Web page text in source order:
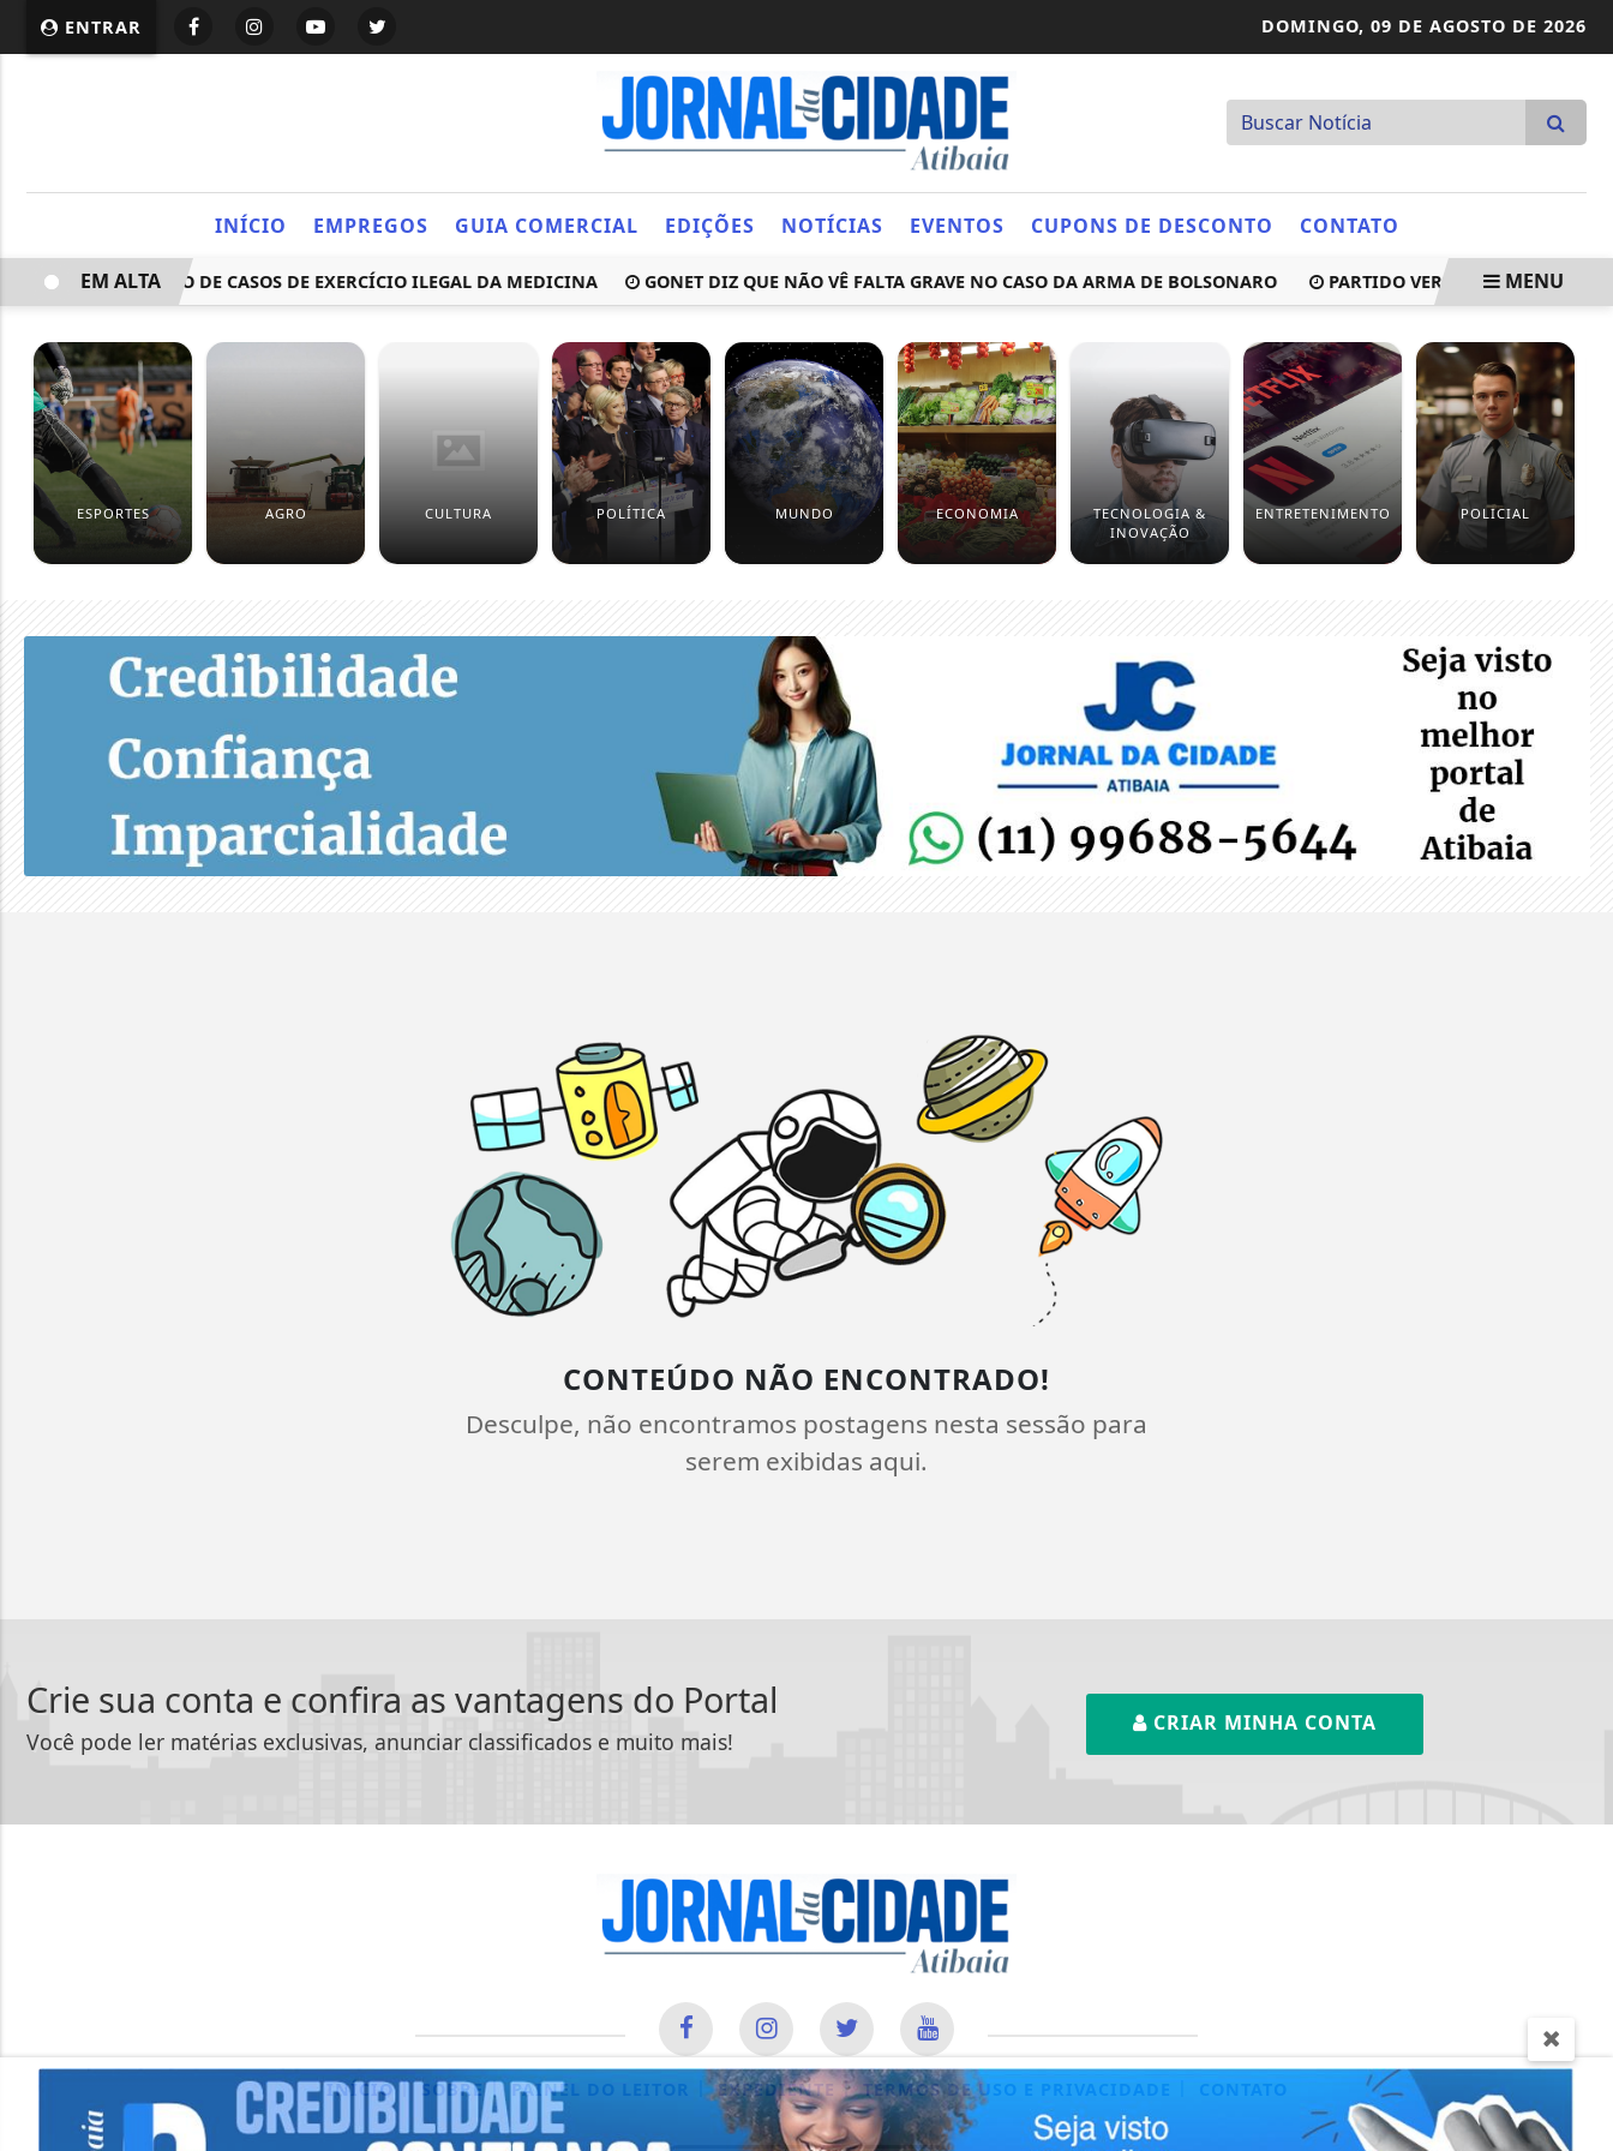
ENTRAR DOMINGO, 09 DE AGOSTO DE 2026
INÍCIO EMPREGOS GUIA COMERCIAL EDIÇÕES NOTÍCIAS EVENTOS CUPONS DE DESCONTO CONTATO
QUASE UM TERÇO DE CASOS DE EXERCÍCIO ILEGAL DA MEDICINA GONET DIZ QUE NÃO VÊ FALTA GRAVE NO CASO DA ARMA DE BOLSONARO PARTIDO VERDE OFICIALIZA
EM ALTA MENU
ESPORTES AGRO CULTURA POLÍTICA MUNDO ECONOMIA
TECNOLOGIA &
INOVAÇÃO
ENTRETENIMENTO POLICIAL
CONTEÚDO NÃO ENCONTRADO!
Desculpe, não encontramos postagens nesta sessão para
serem exibidas aqui.
Crie sua conta e confira as vantagens do Portal
Você pode ler matérias exclusivas, anunciar classificados e muito mais!
CRIAR MINHA CONTA
INÍCIO | SOBRE | PAINEL DO LEITOR | EXPEDIENTE | TERMOS DE USO E PRIVACIDADE CONTATO